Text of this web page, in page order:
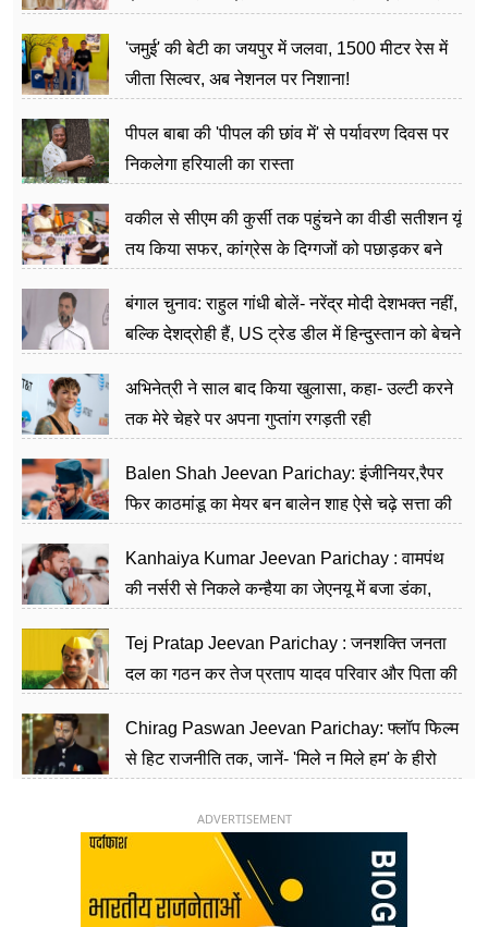
'जमुई' की बेटी का जयपुर में जलवा, 1500 मीटर रेस में
जीता सिल्वर, अब नेशनल पर निशाना!
पीपल बाबा की 'पीपल की छांव में' से पर्यावरण दिवस पर
निकलेगा हरियाली का रास्ता
वकील से सीएम की कुर्सी तक पहुंचने का वीडी सतीशन यूं
तय किया सफर, कांग्रेस के दिग्गजों को पछाड़कर बने
बंगाल चुनाव: राहुल गांधी बोलें- नरेंद्र मोदी देशभक्त नहीं,
बल्कि देशद्रोही हैं, US ट्रेड डील में हिन्दुस्तान को बेचने
अभिनेत्री ने साल बाद किया खुलासा, कहा- उल्टी करने
तक मेरे चेहरे पर अपना गुप्तांग रगड़ती रही
Balen Shah Jeevan Parichay: इंजीनियर,रैपर
फिर काठमांडू का मेयर बन बालेन शाह ऐसे चढ़े सत्ता की
Kanhaiya Kumar Jeevan Parichay : वामपंथ
की नर्सरी से निकले कन्हैया का जेएनयू में बजा डंका,
Tej Pratap Jeevan Parichay : जनशक्ति जनता
दल का गठन कर तेज प्रताप यादव परिवार और पिता की
Chirag Paswan Jeevan Parichay: फ्लॉप फिल्म
से हिट राजनीति तक, जानें- 'मिले न मिले हम' के हीरो
ADVERTISEMENT